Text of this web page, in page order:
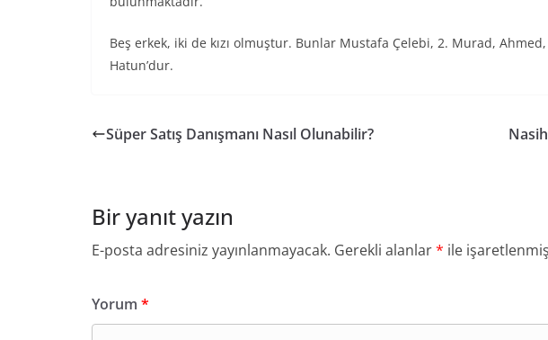
Beş erkek, iki de kızı olmuştur. Bunlar Mustafa Çelebi, 2. Murad,
Hatun’dur.
Süper Satış Danışmanı Nasıl Olunabilir?
Bir yanıt yazın
E-posta adresiniz yayınlanmayacak. Gerekli alanlar* ile
Yorum *